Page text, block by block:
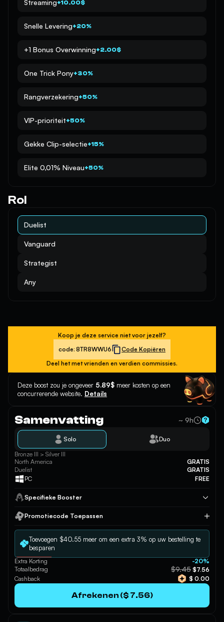
Streaming+10.00$
Snelle Levering+20%
+1 Bonus Overwinning+2.00$
One Trick Pony+30%
Rangverzekering+50%
VIP-prioriteit+50%
Gekke Clip-selectie+15%
Elite 0,01% Niveau+50%
Rol
Duelist
Vanguard
Strategist
Any
Koop je deze service niet voor jezelf?
code: 8TR8WWU6
Code Kopiëren
Deel het met vrienden en verdien commissies.
Deze boost zou je ongeveer 5.89$ meer kosten op een
concurrerende website. Details
Samenvatting ~ 9h
Solo Duo
Bronze III > Silver III
North America
GRATIS
Duelist
GRATIS
PC
FREE
Specifieke Booster
Promotiecode Toepassen
Toepassen
Toevoegen $40.55 meer om een extra 3% op uw bestelling te
besparen
Extra Korting
-20%
Totaalbedrag
$9.45 $7.56
Cashback
$ 0.00
Afrekenen ($ 7.56)